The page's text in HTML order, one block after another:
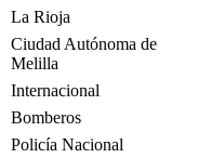
La Rioja
Ciudad Autónoma de
Melilla
Internacional
Bomberos
Policía Nacional